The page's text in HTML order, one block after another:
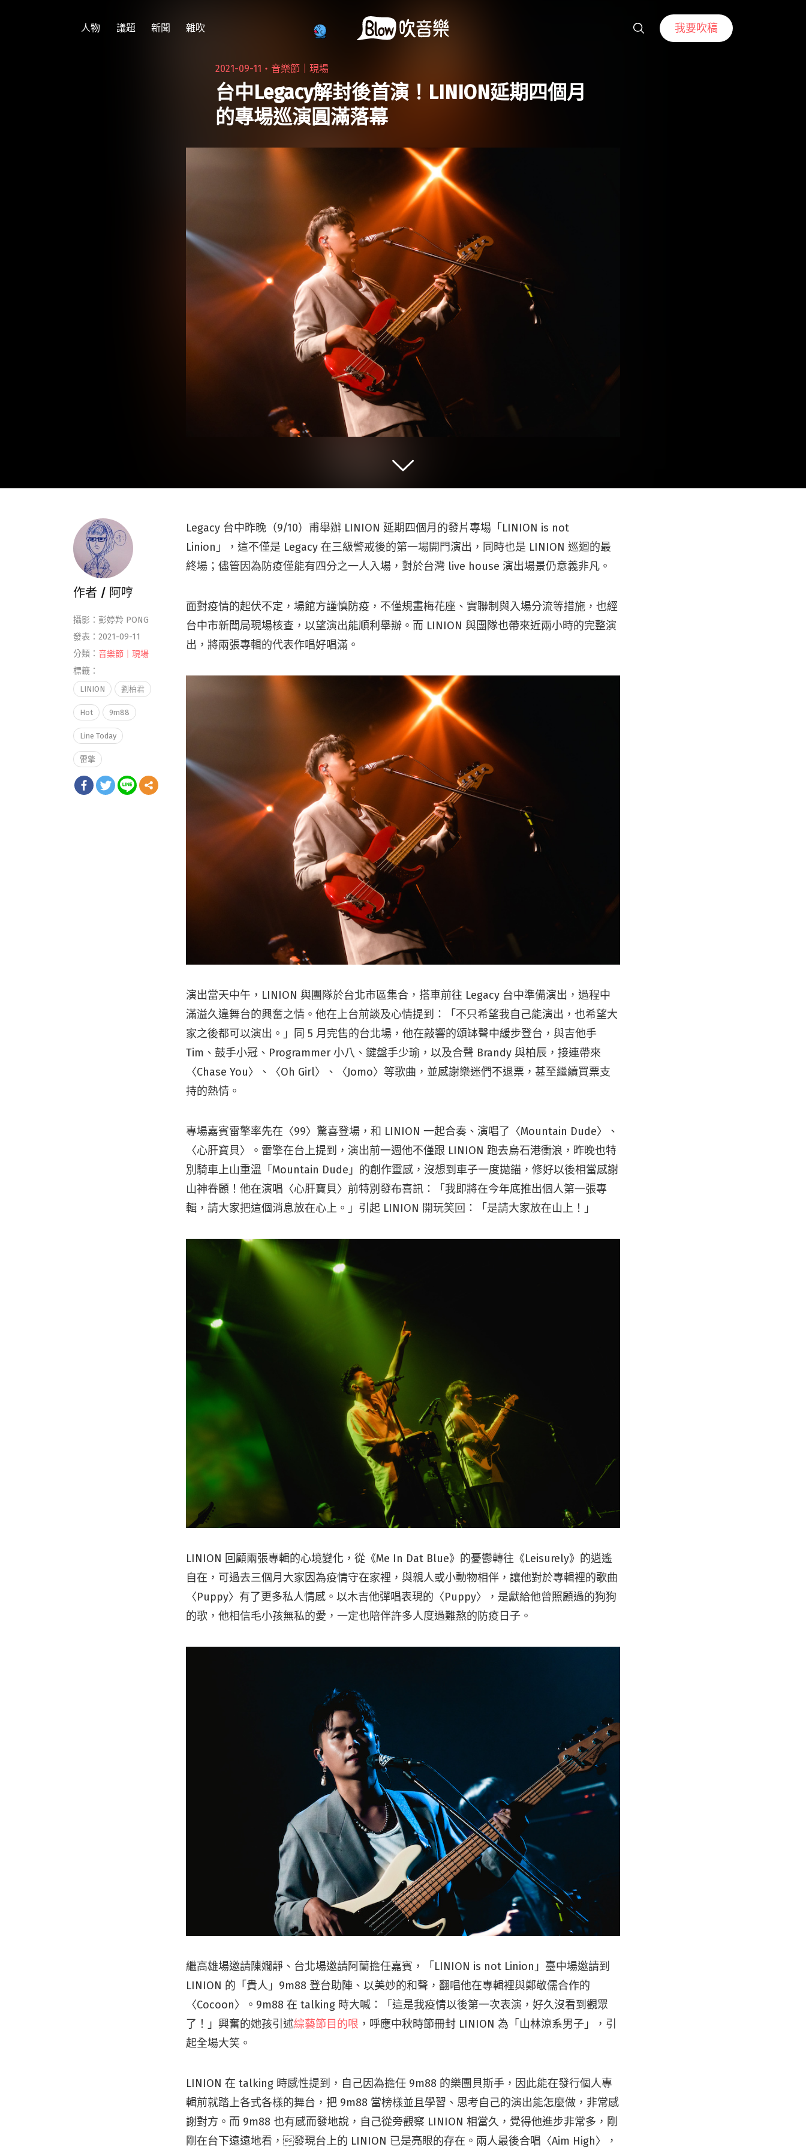
人物 議題 新聞 雜吹 我要吹稿
2021-09-11・音樂節｜現場
台中Legacy解封後首演！LINION延期四個月
的專場巡演圓滿落幕
Legacy 台中昨晚（9/10）甫舉辦 LINION 延期四個月的發片專場「LINION is not
Linion」，這不僅是 Legacy 在三級警戒後的第一場開門演出，同時也是 LINION 巡迴的最
終場；儘管因為防疫僅能有四分之一人入場，對於台灣 live house 演出場景仍意義非凡。
面對疫情的起伏不定，場館方謹慎防疫，不僅規畫梅花座、實聯制與入場分流等措施，也經
台中市新聞局現場核查，以望演出能順利舉辦。而 LINION 與團隊也帶來近兩小時的完整演
出，將兩張專輯的代表作唱好唱滿。
演出當天中午，LINION 與團隊於台北市區集合，搭車前往 Legacy 台中準備演出，過程中
滿溢久違舞台的興奮之情。他在上台前談及心情提到：「不只希望我自己能演出，也希望大
家之後都可以演出。」同 5 月完售的台北場，他在敲響的頌缽聲中緩步登台，與吉他手
Tim、鼓手小冠、Programmer 小八、鍵盤手少瑜，以及合聲 Brandy 與柏辰，接連帶來
〈Chase You〉、〈Oh Girl〉、〈Jomo〉等歌曲，並感謝樂迷們不退票，甚至繼續買票支
持的熱情。
專場嘉賓雷擎率先在〈99〉驚喜登場，和 LINION 一起合奏、演唱了〈Mountain Dude〉、
〈心肝寶貝〉。雷擎在台上提到，演出前一週他不僅跟 LINION 跑去烏石港衝浪，昨晚也特
別騎車上山重溫「Mountain Dude」的創作靈感，沒想到車子一度拋錨，修好以後相當感謝
山神眷顧！他在演唱〈心肝寶貝〉前特別發布喜訊：「我即將在今年底推出個人第一張專
輯，請大家把這個消息放在心上。」引起 LINION 開玩笑回：「是請大家放在山上！」
LINION 回顧兩張專輯的心境變化，從《Me In Dat Blue》的憂鬱轉往《Leisurely》的逍遙
自在，可過去三個月大家因為疫情守在家裡，與親人或小動物相伴，讓他對於專輯裡的歌曲
〈Puppy〉有了更多私人情感。以木吉他彈唱表現的〈Puppy〉，是獻給他曾照顧過的狗狗
的歌，他相信毛小孩無私的愛，一定也陪伴許多人度過難熬的防疫日子。
繼高雄場邀請陳嫺靜、台北場邀請阿蘭擔任嘉賓，「LINION is not Linion」臺中場邀請到
LINION 的「貴人」9m88 登台助陣、以美妙的和聲，翻唱他在專輯裡與鄭敬儒合作的
〈Cocoon〉。9m88 在 talking 時大喊：「這是我疫情以後第一次表演，好久沒看到觀眾
了！」興奮的她孩引述綜藝節目的哏 ，呼應中秋時節冊封 LINION 為「山林涼系男子」，引
起全場大笑。
LINION 在 talking 時感性提到，自己因為擔任 9m88 的樂團貝斯手，因此能在發行個人專
輯前就踏上各式各樣的舞台，把 9m88 當榜樣並且學習、思考自己的演出能怎麼做，非常感
謝對方。而 9m88 也有感而發地說，自己從旁觀察 LINION 相當久，覺得他進步非常多，剛
剛在台下遠遠地看，發現台上的 LINION 已是亮眼的存在。兩人最後合唱〈Aim High〉，
作者 / 阿哼
攝影：彭婷羚 PONG
發表：2021-09-11
分類： 音樂節｜現場
標籤：
LINION 劉柏君
Hot 9m88
Line Today
雷擎